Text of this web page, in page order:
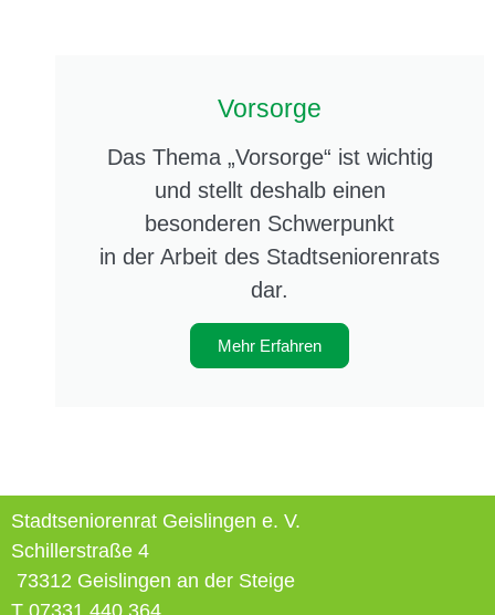
Vorsorge
Das Thema „Vorsorge“ ist wichtig
und stellt deshalb einen
besonderen Schwerpunkt
in der Arbeit des Stadtseniorenrats
dar.
Mehr Erfahren
Stadtseniorenrat Geislingen e. V.
Schillerstraße 4
73312 Geislingen an der Steige
T 07331 440 364